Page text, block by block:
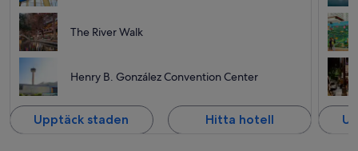
The River Walk
Henry B. González Convention Center
Upptäck staden Hitta hotell